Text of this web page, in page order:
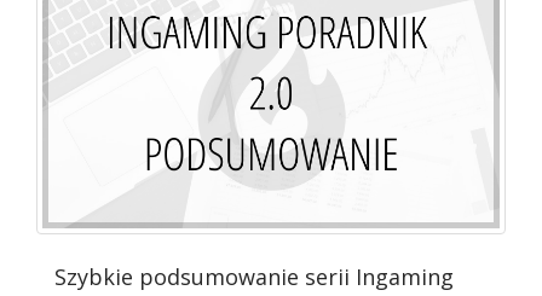
Szybkie podsumowanie serii Ingaming